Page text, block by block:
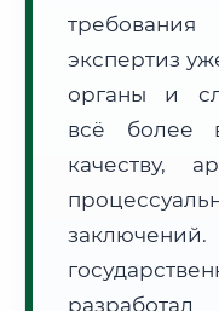
Формат учебы:
🗺️ Зона обслуживания: г.
Расчет логистики
• Маршрут транзита:
экспертиз
органы и
всё более
качеству,